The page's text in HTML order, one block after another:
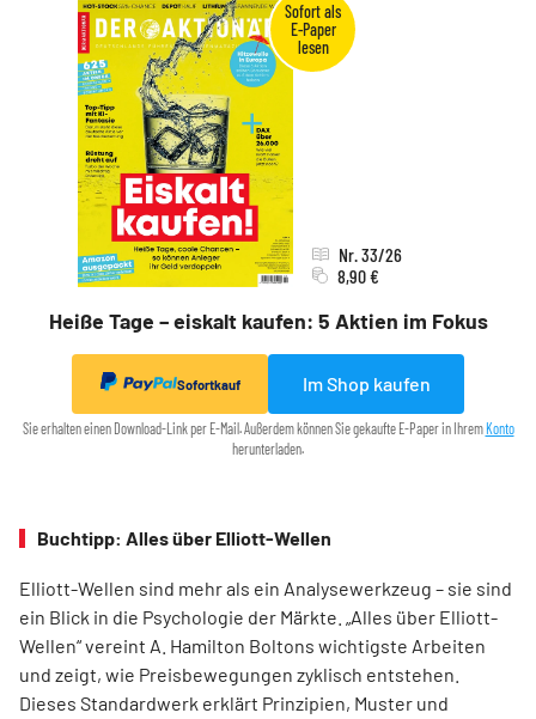
Heiße Tage – eiskalt kaufen: 5 Aktien im Fokus
Nr. 33/26
8,90 €
Sofortkauf Im Shop kaufen
Sie erhalten einen Download-Link per E-Mail. Außerdem können Sie gekaufte E-Paper in Ihrem Konto
herunterladen.
Buchtipp: Alles über Elliott-Wellen
Elliott-Wellen sind mehr als ein Analysewerkzeug – sie sind
ein Blick in die Psychologie der Märkte. „Alles über Elliott-
Wellen“ vereint A. Hamilton Boltons wichtigste Arbeiten
und zeigt, wie Preisbewegungen zyklisch entstehen.
Dieses Standardwerk erklärt Prinzipien, Muster und